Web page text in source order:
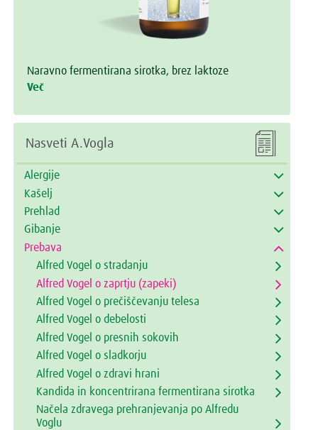
Naravno fermentirana sirotka, brez laktoze
Več

Nasveti A.Vogla
Alergije
Kašelj
Prehlad
Gibanje
Prebava
Alfred Vogel o stradanju
Alfred Vogel o zaprtju (zapeki)
Alfred Vogel o prečiščevanju telesa
Alfred Vogel o debelosti
Alfred Vogel o presnih sokovih
Alfred Vogel o sladkorju
Alfred Vogel o zdravi hrani
Kandida in koncentrirana fermentirana sirotka
Načela zdravega prehranjevanja po Alfredu
Voglu